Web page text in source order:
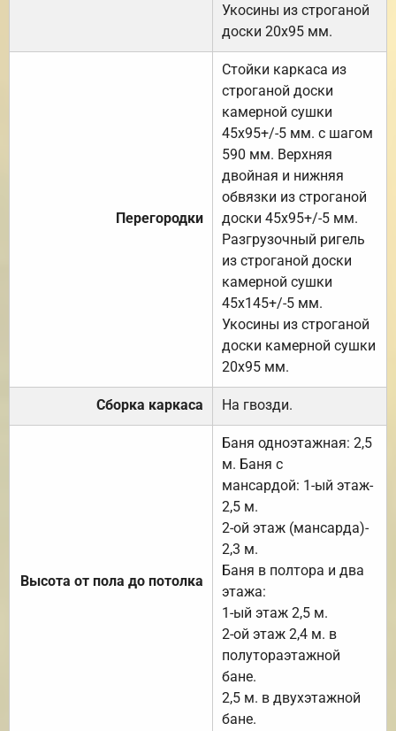
Укосины из строганой
доски 20х95 мм.
Перегородки
Стойки каркаса из
строганой доски
камерной сушки
45х95+/-5 мм. с шагом
590 мм. Верхняя
двойная и нижняя
обвязки из строганой
доски 45х95+/-5 мм.
Разгрузочный ригель
из строганой доски
камерной сушки
45х145+/-5 мм.
Укосины из строганой
доски камерной сушки
20х95 мм.
Сборка каркаса На гвозди.
Высота от пола до потолка
Баня одноэтажная: 2,5
м. Баня с
мансардой: 1-ый этаж-
2,5 м.
2-ой этаж (мансарда)-
2,3 м.
Баня в полтора и два
этажа:
1-ый этаж 2,5 м.
2-ой этаж 2,4 м. в
полутораэтажной
бане.
2,5 м. в двухэтажной
бане.